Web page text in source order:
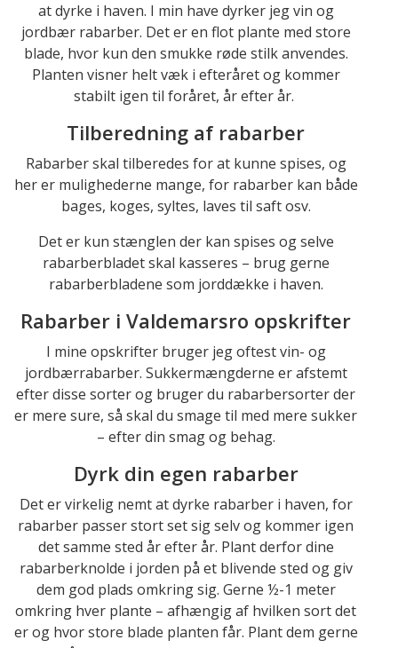
at dyrke i haven. I min have dyrker jeg vin og
jordbær rabarber. Det er en flot plante med store
blade, hvor kun den smukke røde stilk anvendes.
Planten visner helt væk i efteråret og kommer
stabilt igen til foråret, år efter år.
Tilberedning af rabarber
Rabarber skal tilberedes for at kunne spises, og
her er mulighederne mange, for rabarber kan både
bages, koges, syltes, laves til saft osv.
Det er kun stænglen der kan spises og selve
rabarberbladet skal kasseres – brug gerne
rabarberbladene som jorddække i haven.
Rabarber i Valdemarsro opskrifter
I mine opskrifter bruger jeg oftest vin- og
jordbærrabarber. Sukkermængderne er afstemt
efter disse sorter og bruger du rabarbersorter der
er mere sure, så skal du smage til med mere sukker
– efter din smag og behag.
Dyrk din egen rabarber
Det er virkelig nemt at dyrke rabarber i haven, for
rabarber passer stort set sig selv og kommer igen
det samme sted år efter år. Plant derfor dine
rabarberknolde i jorden på et blivende sted og giv
dem god plads omkring sig. Gerne ½-1 meter
omkring hver plante – afhængig af hvilken sort det
er og hvor store blade planten får. Plant dem gerne